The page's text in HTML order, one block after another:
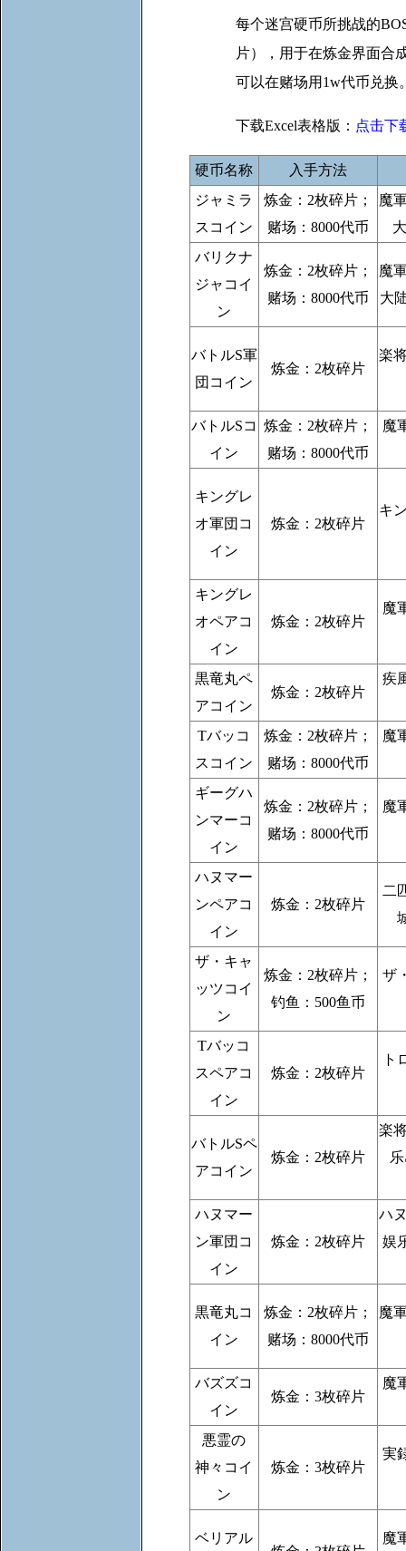
每个迷宫硬币所挑战的
片），用于在炼金界面合
可以在赌场用1w代币兑换
下载Excel表格版： 点击下
硬币名称
入手方法
ジャミラ
スコイン
炼金：2枚碎片；
赌场：8000代币
魔
バリクナ
ジャコイ
ン
炼金：2枚碎片；
赌场：8000代币
魔
大
バトルS軍
団コイン
炼金：2枚碎片
楽
バトルSコ
イン
炼金：2枚碎片；
赌场：8000代币
魔
キングレ
オ軍団コ
イン
炼金：2枚碎片
キ
キングレ
オペアコ
イン
炼金：2枚碎片
魔
黒竜丸ペ
アコイン
炼金：2枚碎片
疾
Tバッコ
スコイン
炼金：2枚碎片；
赌场：8000代币
魔
ギーグハ
ンマーコ
イン
炼金：2枚碎片；
赌场：8000代币
魔
ハヌマー
ンペアコ
イン
炼金：2枚碎片
二
ザ・キャ
ッツコイ
ン
炼金：2枚碎片；
钓鱼：500鱼币
ザ
Tバッコ
スペアコ
イン
炼金：2枚碎片
ト
バトルSペ
アコイン
炼金：2枚碎片
楽
ハヌマー
ン軍団コ
イン
炼金：2枚碎片
ハ
娱
黒竜丸コ
イン
炼金：2枚碎片；
赌场：8000代币
魔
バズズコ
イン
炼金：3枚碎片
魔
悪霊の
神々コイ
ン
炼金：3枚碎片
実
ベリアル
魔